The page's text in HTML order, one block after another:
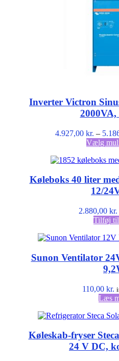
Inverter Victron
2000VA,
4.927,00 kr. –
Vælg
Køleboks 40 liter
12/
2.880,00 kr.
Tilføj
Sunon Ventilator
110,00 kr.
Læs
Køleskab-fryser
24 V DC,